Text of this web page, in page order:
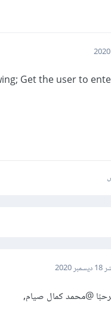
Get the user to
18 ديسمبر 2020
@محمد كمال صيام,